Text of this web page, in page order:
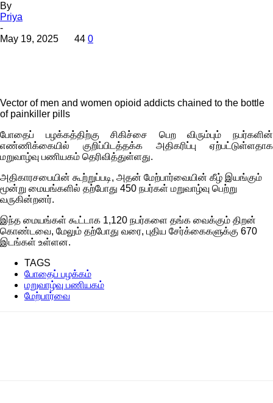
By
Priya
-
May 19, 2025
44 0
Vector of men and women opioid addicts chained to the bottle
of painkiller pills
போதைப் பழக்கத்திற்கு சிகிச்சை பெற விரும்பும் நபர்களின்
எண்ணிக்கையில் குறிப்பிடத்தக்க அதிகரிப்பு ஏற்பட்டுள்ளதாக
மறுவாழ்வு பணியகம் தெரிவித்துள்ளது.
அதிகாரசபையின் கூற்றுப்படி, அதன் மேற்பார்வையின் கீழ் இயங்கும்
மூன்று மையங்களில் தற்போது 450 நபர்கள் மறுவாழ்வு பெற்று
வருகின்றனர்.
இந்த மையங்கள் கூட்டாக 1,120 நபர்களை தங்க வைக்கும் திறன்
கொண்டவை, மேலும் தற்போது வரை, புதிய சேர்க்கைகளுக்கு 670
இடங்கள் உள்ளன.
TAGS
போதைப் பழக்கம்
மறுவாழ்வு பணியகம்
மேற்பார்வை